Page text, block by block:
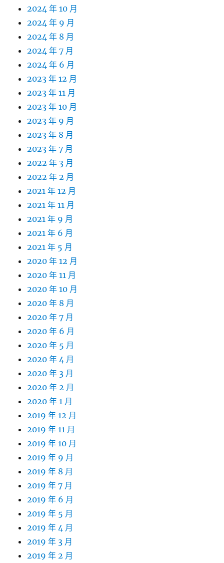
2024 年 10 月
2024 年 9 月
2024 年 8 月
2024 年 7 月
2024 年 6 月
2023 年 12 月
2023 年 11 月
2023 年 10 月
2023 年 9 月
2023 年 8 月
2023 年 7 月
2022 年 3 月
2022 年 2 月
2021 年 12 月
2021 年 11 月
2021 年 9 月
2021 年 6 月
2021 年 5 月
2020 年 12 月
2020 年 11 月
2020 年 10 月
2020 年 8 月
2020 年 7 月
2020 年 6 月
2020 年 5 月
2020 年 4 月
2020 年 3 月
2020 年 2 月
2020 年 1 月
2019 年 12 月
2019 年 11 月
2019 年 10 月
2019 年 9 月
2019 年 8 月
2019 年 7 月
2019 年 6 月
2019 年 5 月
2019 年 4 月
2019 年 3 月
2019 年 2 月